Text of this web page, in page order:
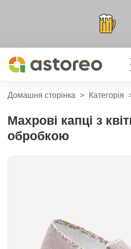
Домашня сторінка > Категорія
Махрові капці з
обробкою